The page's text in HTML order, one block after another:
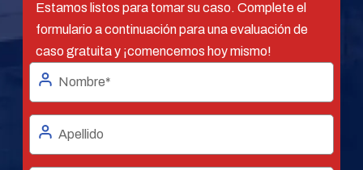
Estamos listos para tomar su caso. Complete el
formulario a continuación para una evaluación de
caso gratuita y ¡comencemos hoy mismo!